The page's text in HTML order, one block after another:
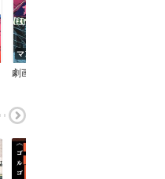
マンガ｜巻
劇画座招待席 無用ノ介